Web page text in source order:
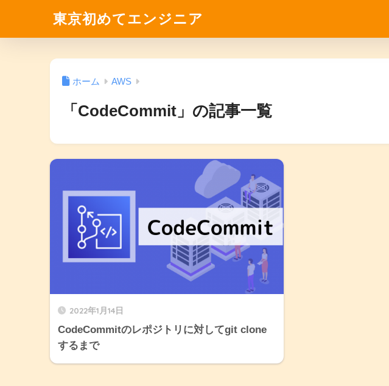
東京初めてエンジニア
ホーム AWS
「CodeCommit」の記事一覧
2022年1月14日
CodeCommitのレポジトリに対してgit clone
するまで